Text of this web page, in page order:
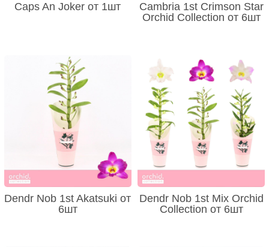
Caps An Joker от 1шт
Cambria 1st Crimson Star
Orchid Collection от 6шт
Dendr Nob 1st Akatsuki от
6шт
Dendr Nob 1st Mix Orchid
Collection от 6шт